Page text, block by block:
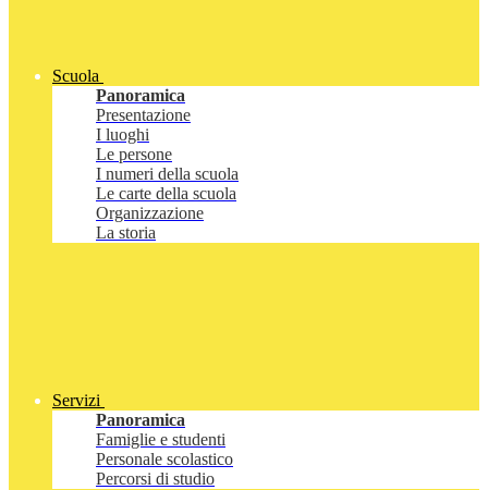
Scuola
Panoramica
Presentazione
I luoghi
Le persone
I numeri della scuola
Le carte della scuola
Organizzazione
La storia
Servizi
Panoramica
Famiglie e studenti
Personale scolastico
Percorsi di studio